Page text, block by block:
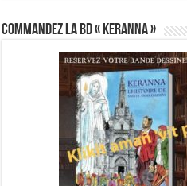
Commandez la BD « Keranna »